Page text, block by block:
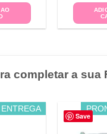
completar a sua
Save